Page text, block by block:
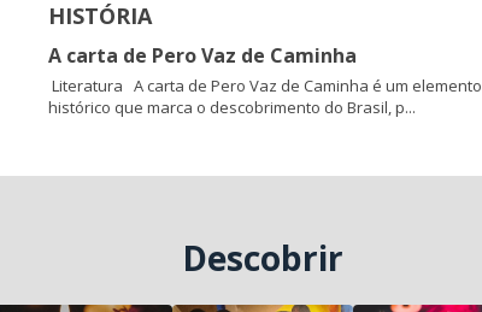
HISTÓRIA
A carta de Pero Vaz de Caminha
Literatura A carta de Pero Vaz de Caminha é um elemento
histórico que marca o descobrimento do Brasil, p...
Descobrir